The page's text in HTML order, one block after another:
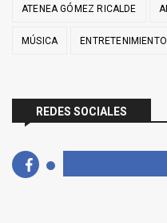
ATENEA GÓMEZ RICALDE
MÚSICA ENTRETENIMIENTO
REDES SOCIALES